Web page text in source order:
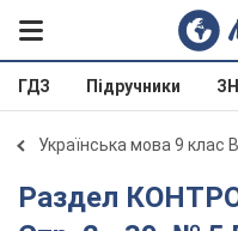
ГДЗ Підручники
Українська мова 9
Раздел КОНТРОЛЬНІ РОБОТИ №